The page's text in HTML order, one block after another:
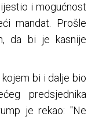
i mogućnost
mandat. Prošle
da bi je kasnije
bi i dalje bio
predsjednika
je rekao: "Ne